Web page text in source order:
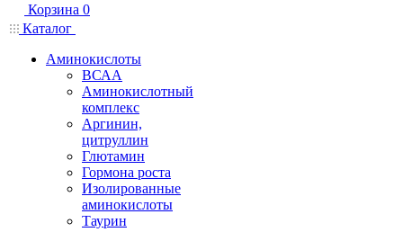
Корзина 0
Каталог
Аминокислоты
ВСАА
Аминокислотный
комплекс
Аргинин,
цитруллин
Глютамин
Гормона роста
Изолированные
аминокислоты
Таурин